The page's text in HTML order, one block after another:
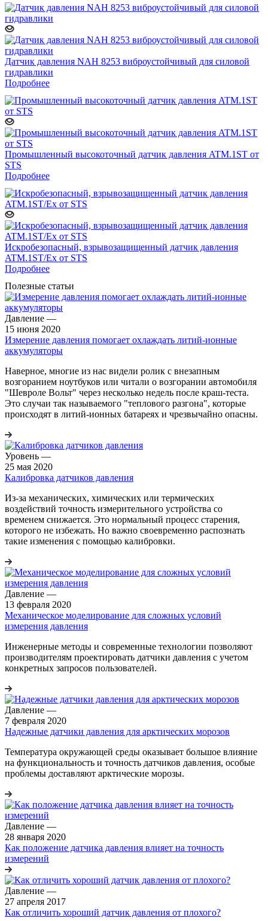
Датчик давления NAH 8253 виброустойчивый для силовой
гидравлики
Подробнее
Промышленный высокоточный датчик давления ATM.1ST от
STS
Подробнее
Искробезопасный, взрывозащищенный датчик давления
ATM.1ST/Ex от STS
Подробнее
Полезные статьи
Давление —
15 июня 2020
Измерение давления помогает охлаждать литий-ионные
аккумуляторы
Наверное, многие из нас видели ролик с внезапным
возгоранием ноутбуков или читали о возгорании автомобиля
"Шевроле Вольт" через несколько недель после краш-теста.
Это случаи так называемого "теплового разгона", которые
происходят в литий-ионных батареях и чрезвычайно опасны.
Уровень —
25 мая 2020
Калибровка датчиков давления
Из-за механических, химических или термических
воздействий точность измерительного устройства со
временем снижается. Это нормальный процесс старения,
которого не избежать. Но важно своевременно распознать
такие изменения с помощью калибровки.
Давление —
13 февраля 2020
Механическое моделирование для сложных условий
измерения давления
Инженерные методы и современные технологии позволяют
производителям проектировать датчики давления с учетом
конкретных запросов пользователей.
Давление —
7 февраля 2020
Надежные датчики давления для арктических морозов
Температура окружающей среды оказывает большое влияние
на функциональность и точность датчиков давления, особые
проблемы доставляют арктические морозы.
Давление —
28 января 2020
Как положение датчика давления влияет на точность
измерений
Давление —
27 апреля 2017
Как отличить хороший датчик давления от плохого?